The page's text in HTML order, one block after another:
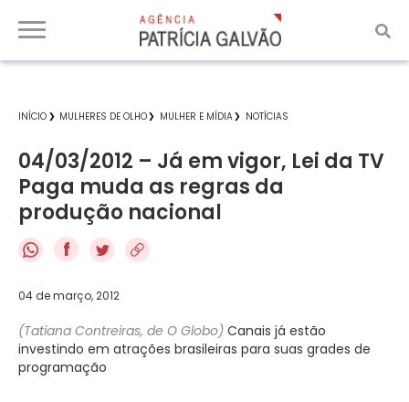
INÍCIO MULHERES DE OLHO MULHER E MÍDIA NOTÍCIAS
04/03/2012 – Já em vigor, Lei da TV
Paga muda as regras da
produção nacional
f
04 de março, 2012
(Tatiana Contreiras, de O Globo) Canais já estão
investindo em atrações brasileiras para suas grades de
programação